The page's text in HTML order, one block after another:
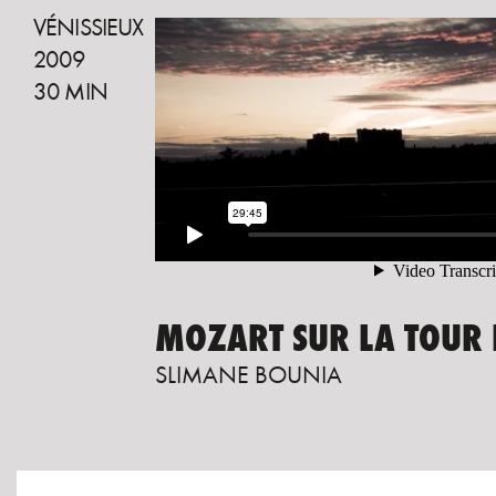
VÉNISSIEUX
2009
30 MIN
MOZART SUR LA TOUR
SLIMANE BOUNIA